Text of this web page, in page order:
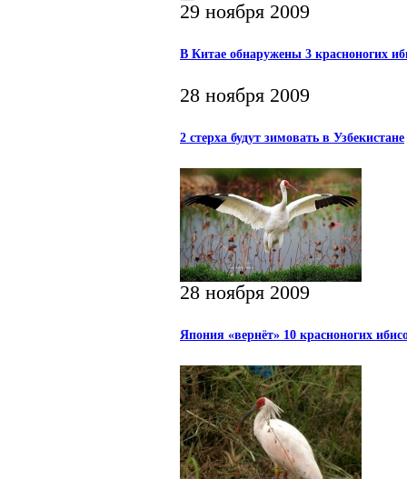
29 ноября 2009
В Китае обнаружены 3 красноногих
28 ноября 2009
2 стерха будут зимовать в Узбекистане
28 ноября 2009
Япония «вернёт» 10 красноногих